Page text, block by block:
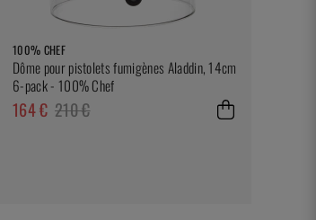
100% CHEF
Dôme pour pistolets fumigènes Aladdin, 14cm
6-pack - 100% Chef
164 € 210 €